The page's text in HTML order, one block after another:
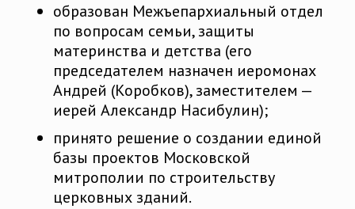
образован Межъепархиальный отдел
по вопросам семьи, защиты
материнства и детства (его
председателем назначен иеромонах
Андрей (Коробков), заместителем —
иерей Александр Насибулин);
принято решение о создании единой
базы проектов Московской
митрополии по строительству
церковных зданий.